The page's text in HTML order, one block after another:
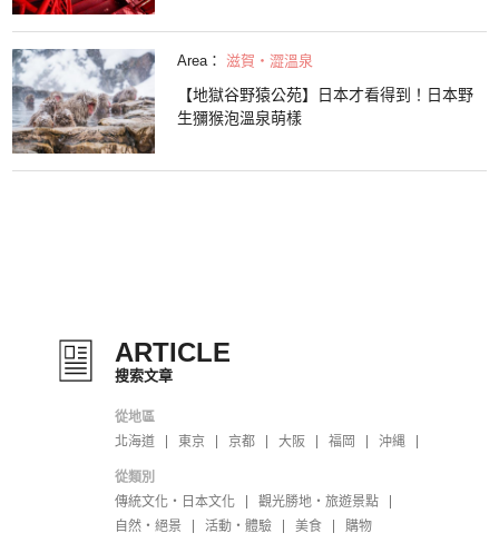
Area： 滋賀・澀溫泉
【地獄谷野猿公苑】日本才看得到！日本野
生獼猴泡溫泉萌樣
ARTICLE
搜索文章
從地區
北海道
東京 京都 大阪 福岡 沖縄
從類別
傳統文化・日本文化
觀光勝地・旅遊景點
自然・絕景
活動・體驗 美食 購物